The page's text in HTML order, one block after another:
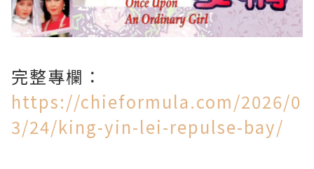
完整專欄：
https://chieformula.com/2026/0
3/24/king-yin-lei-repulse-bay/